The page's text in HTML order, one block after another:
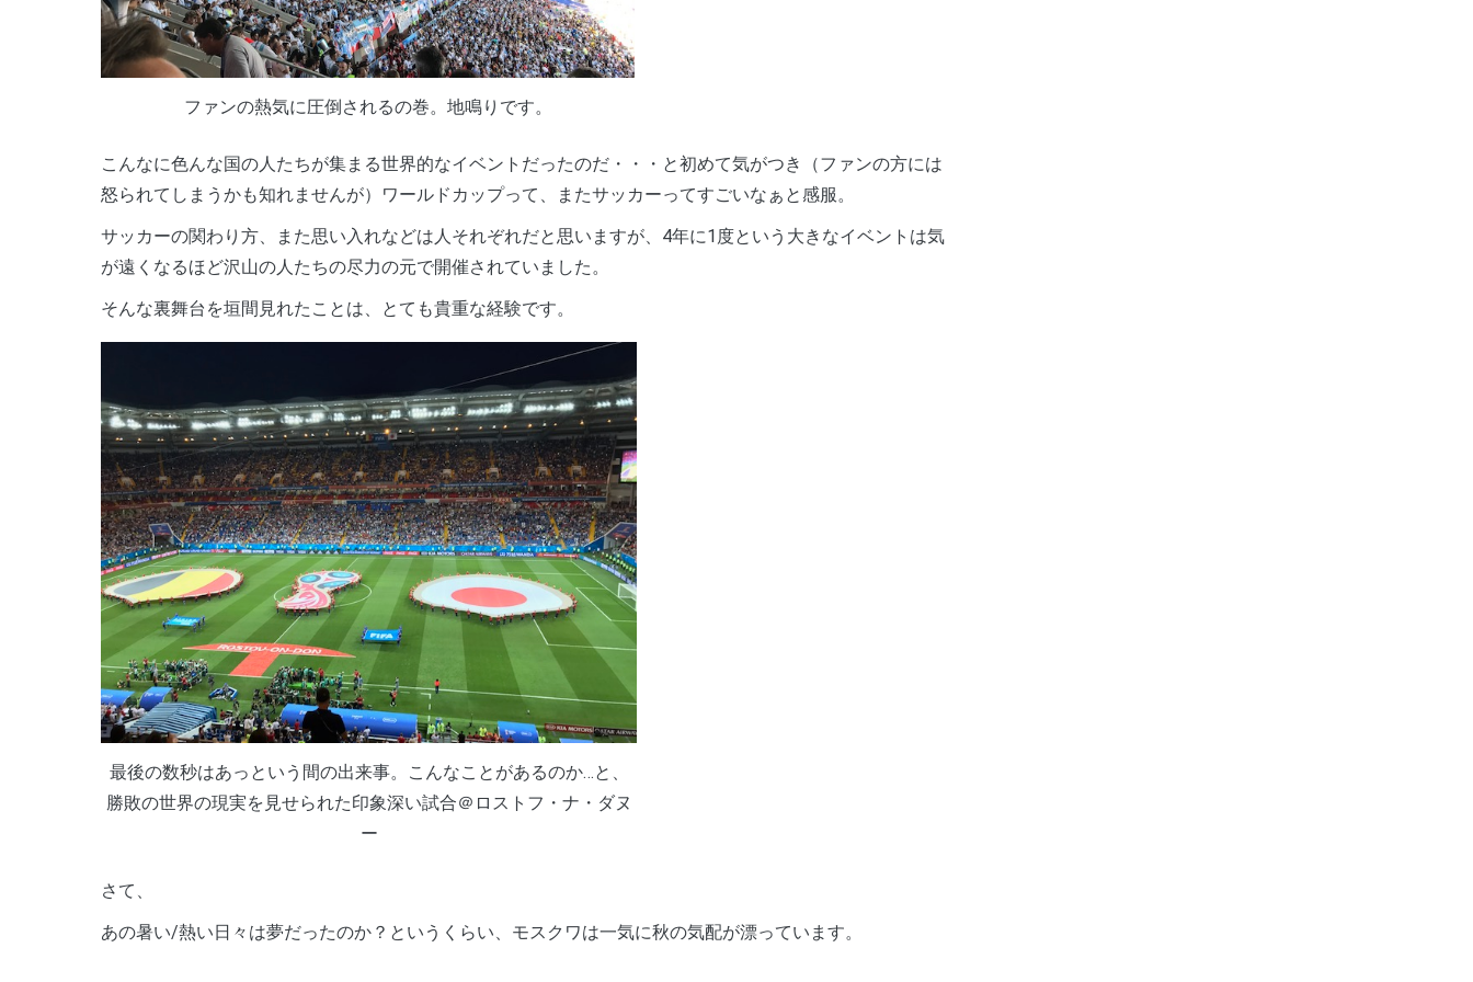
ファンの熱気に圧倒されるの巻。地鳴りです。
こんなに色んな国の人たちが集まる世界的なイベントだったのだ・・・と初めて気がつき（ファンの方には
怒られてしまうかも知れませんが）ワールドカップって、またサッカーってすごいなぁと感服。
サッカーの関わり方、また思い入れなどは人それぞれだと思いますが、4年に1度という大きなイベントは気
が遠くなるほど沢山の人たちの尽力の元で開催されていました。
そんな裏舞台を垣間見れたことは、とても貴重な経験です。
最後の数秒はあっという間の出来事。こんなことがあるのか…と、
勝敗の世界の現実を見せられた印象深い試合＠ロストフ・ナ・ダヌ
ー
さて、
あの暑い/熱い日々は夢だったのか？というくらい、モスクワは一気に秋の気配が漂っています。